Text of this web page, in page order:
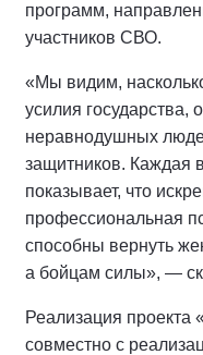
программ,
участников СВО.
«Мы видим,
усилия государства,
неравнодушных
защитников. Каждая
показывает, что
профессиональная
способны вернуть
а бойцам силы», —
Реализация
совместно с